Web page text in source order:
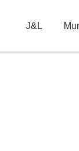
J&L